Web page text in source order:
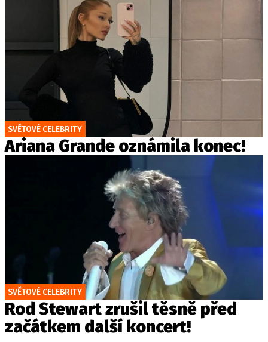
SVĚTOVÉ CELEBRITY
Ariana Grande oznámila konec!
SVĚTOVÉ CELEBRITY
Rod Stewart zrušil těsně před
začátkem další koncert!